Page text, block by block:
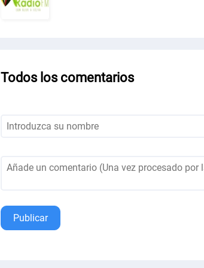
Todos los comentarios
Publicar